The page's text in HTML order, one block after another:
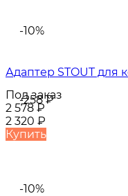
-10%
-258₽
Адаптер STOUT для
Под заказ
2 578₽
2 320 ₽
Купить
-10%